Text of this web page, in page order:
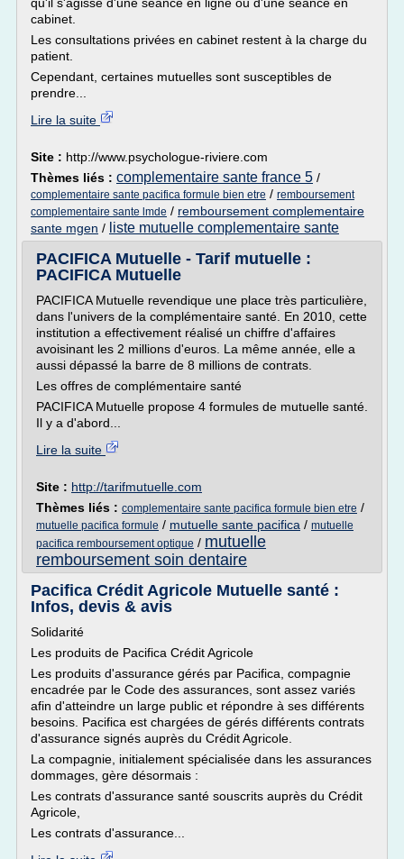
cabinet.
Les consultations privées en cabinet restent à la charge du
patient.
Cependant, certaines mutuelles sont susceptibles de
prendre...
Lire la suite
Site : http://www.psychologue-riviere.com
Thèmes liés : complementaire sante france 5 /
complementaire sante pacifica formule bien etre / remboursement
complementaire sante lmde / remboursement complementaire
sante mgen / liste mutuelle complementaire sante
PACIFICA Mutuelle - Tarif mutuelle :
PACIFICA Mutuelle
PACIFICA Mutuelle revendique une place très particulière,
dans l'univers de la complémentaire santé. En 2010, cette
institution a effectivement réalisé un chiffre d'affaires
avoisinant les 2 millions d'euros. La même année, elle a
aussi dépassé la barre de 8 millions de contrats.
Les offres de complémentaire santé
PACIFICA Mutuelle propose 4 formules de mutuelle santé.
Il y a d'abord...
Lire la suite
Site : http://tarifmutuelle.com
Thèmes liés : complementaire sante pacifica formule bien etre /
mutuelle pacifica formule / mutuelle sante pacifica / mutuelle
pacifica remboursement optique / mutuelle
remboursement soin dentaire
Pacifica Crédit Agricole Mutuelle santé :
Infos, devis & avis
Solidarité
Les produits de Pacifica Crédit Agricole
Les produits d'assurance gérés par Pacifica, compagnie
encadrée par le Code des assurances, sont assez variés
afin d'atteindre un large public et répondre à ses différents
besoins. Pacifica est chargées de gérés différents contrats
d'assurance signés auprès du Crédit Agricole.
La compagnie, initialement spécialisée dans les assurances
dommages, gère désormais :
Les contrats d'assurance santé souscrits auprès du Crédit
Agricole,
Les contrats d'assurance...